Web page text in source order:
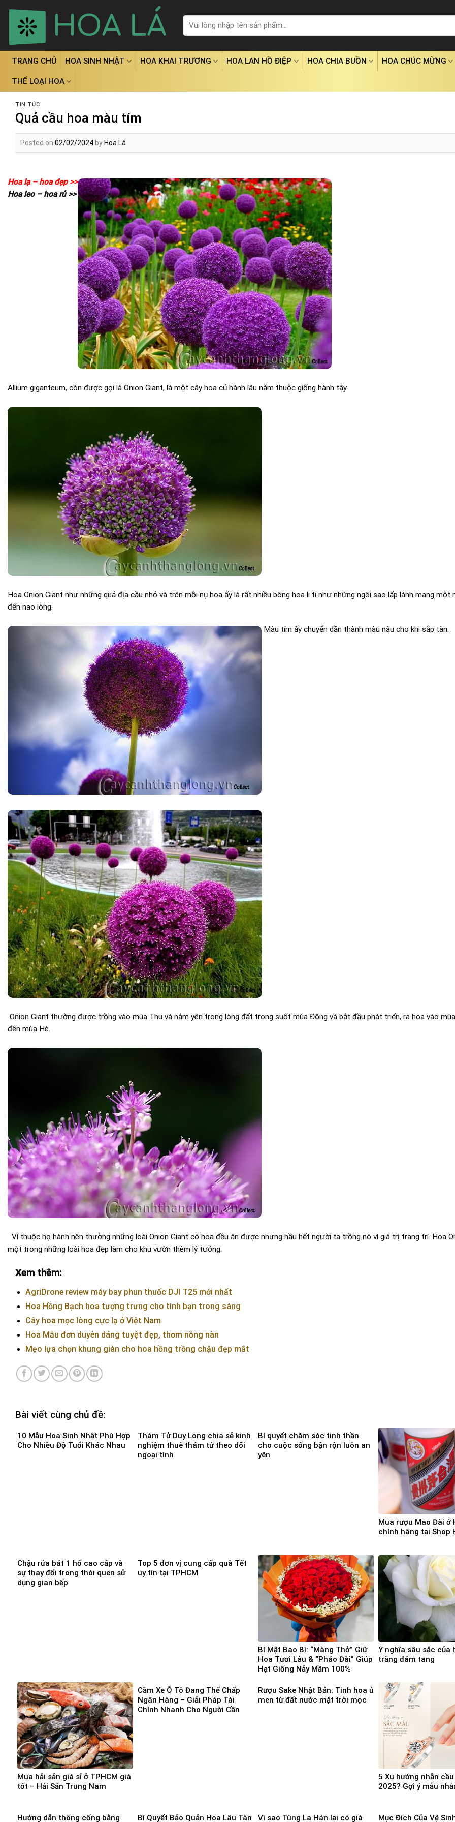
content
Tìm
kiếm:
TRANG CHỦ HOA SINH NHẬT HOA KHAI TRƯƠNG HOA LAN HỒ ĐIỆP HOA CHIA BUỒN HOA CHÚC MỪNG
THỂ LOẠI HOA
TIN TỨC
Quả cầu hoa màu tím
Posted on 02/02/2024 by Hoa Lá
Hoa lạ – hoa đẹp >>
Hoa leo – hoa rủ >>
Allium giganteum, còn được gọi là Onion Giant, là một cây hoa củ hành lâu năm thuộc giống hành tây.
Hoa Onion Giant như những quả địa cầu nhỏ và trên mỗi nụ hoa ấy là rất nhiều bông hoa li ti như những ngôi sao lấp lánh mang một
đến nao lòng.
Màu tím ấy chuyển dần thành màu nâu cho khi sắp tàn.
Onion Giant thường được trồng vào mùa Thu và nằm yên trong lòng đất trong suốt mùa Đông và bắt đầu phát triển, ra hoa vào
đến mùa Hè.
Vì thuộc họ hành nên thường những loài Onion Giant có hoa đều ăn được nhưng hầu hết người ta trồng nó vì giá trị trang trí. Hoa
một trong những loài hoa đẹp làm cho khu vườn thêm lý tưởng.
Xem thêm:
AgriDrone review máy bay phun thuốc DJI T25 mới nhất
Hoa Hồng Bạch hoa tượng trưng cho tình bạn trong sáng
Cây hoa mọc lông cực lạ ở Việt Nam
Hoa Mẫu đơn duyên dáng tuyệt đẹp, thơm nồng nàn
Mẹo lựa chọn khung giàn cho hoa hồng trồng chậu đẹp mắt
Bài viết cùng chủ đề:
10 Mẫu Hoa Sinh Nhật Phù Hợp
Cho Nhiều Độ Tuổi Khác Nhau
Thám Tử Duy Long chia sẻ kinh
nghiệm thuê thám tử theo dõi
ngoại tình
Bí quyết chăm sóc tinh thần
cho cuộc sống bận rộn luôn an
yên
Mua rượu Mao Đài ở
chính hãng tại Shop
Chậu rửa bát 1 hố cao cấp và
sự thay đổi trong thói quen sử
dụng gian bếp
Top 5 đơn vị cung cấp quà Tết
uy tín tại TPHCM
Bí Mật Bao Bì: “Màng Thở” Giữ
Hoa Tươi Lâu & “Pháo Đài” Giúp
Hạt Giống Nảy Mầm 100%
Ý nghĩa sâu sắc của
trắng đám tang
Mua hải sản giá sỉ ở TPHCM giá
tốt – Hải Sản Trung Nam
Cầm Xe Ô Tô Đang Thế Chấp
Ngân Hàng – Giải Pháp Tài
Chính Nhanh Cho Người Cần
Rượu Sake Nhật Bản: Tinh hoa ủ
men từ đất nước mặt trời mọc
5 Xu hướng nhẫn
2025? Gợi ý mẫu
Hướng dẫn thông cống bằng Bí Quyết Bảo Quản Hoa Lâu Tàn Vì sao Tùng La Hán lại có giá Mục Đích Của Vệ